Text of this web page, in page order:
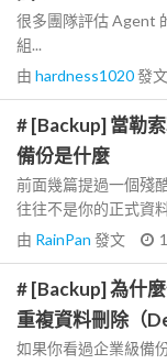
很多團隊評估 Agent
組...
由 hardness1020發文
# [Backup] 當勒
備份是什麼
前面幾篇提過一個殘
往往不是你的正式資
由 RainPan 發文
# [Backup] 為什
重複資料刪除（
如果你看過企業級備